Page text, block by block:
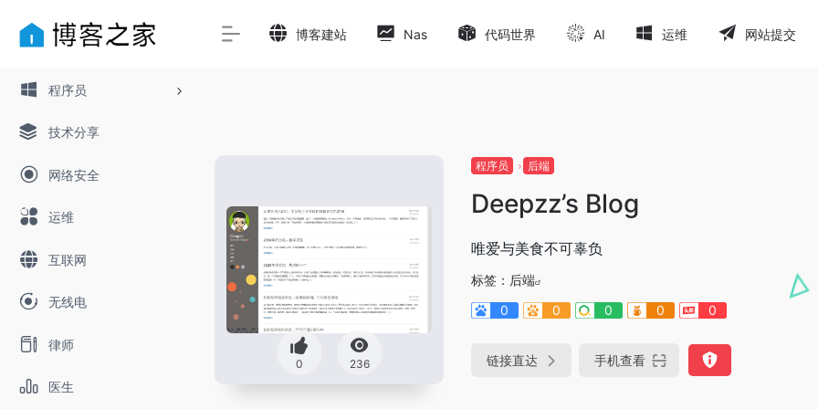
程序员
技术分享
网络安全
运维
互联网
无线电
律师
医生
博客建站 Nas 代码世界 AI 运维 网站提交
0 236
程序员 后端
Deepzz’s Blog
唯爱与美食不可辜负
标签： 后端
0
0 0 0 0
链接直达 手机查看